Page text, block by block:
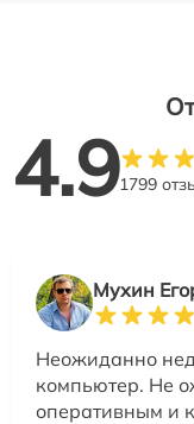
4.91799
Мухин
Неожиданно
компьютер. Не
оперативным и